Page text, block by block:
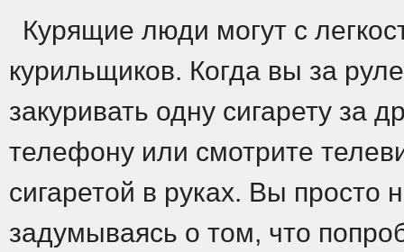
Курящие люди могут с
курильщиков. Когда вы за
закуривать одну сигарету за
телефону или смотрите
сигаретой в руках. Вы просто
задумываясь о том, что